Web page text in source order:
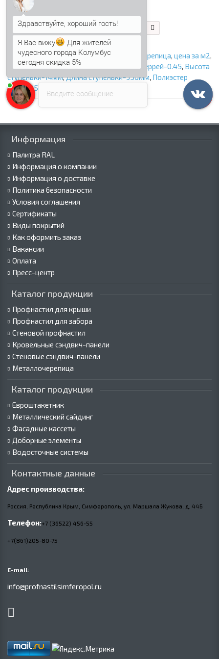
475.31 р.
В корзину Быстрый заказ
ООО «Профнастил Сэндвич»,Металлочерепица, цена за м2,
купить в Крыму,Металлочерепица Монтеррей-0.45, Высота
ступеньки-14мм,Длина ступеньки-350мм, Полиэстер
RAL5005
Информация
Палитра RAL
Информация о компании
Информация о доставке
Политика безопасности
Условия соглашения
Сертификаты
Виды покрытий
Как оформить заказ
Вакансии
Оплата
Пресс-центр
Каталог продукции
Профнастил для крыши
Профнастил для забора
Стеновой профнастил
Кровельные сэндвич-панели
Стеновые сэндвич-панели
Металлочерепица
Каталог продукции
Евроштакетник
Металлический сайдинг
Фасадные кассеты
Доборные элементы
Водосточные системы
Контактные данные
Адрес производства:
Россия, Республика Крым, Симферополь, ул. Маршала Жукова, д. 44Б
Телефон:+7 (36522) 456-55
+7(861)205-80-75
E-mail:
info@profnastilsimferopol.ru
Введите сообщение
Я Вас вижу
Для жителей
чудесного города Колумбус
сегодня скидка 5%